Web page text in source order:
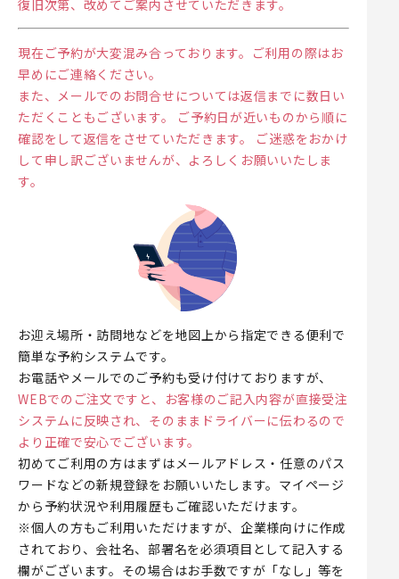
復旧次第、改めてご案内させていただきます。
現在ご予約が大変混み合っております。ご利用の際はお
早めにご連絡ください。
また、メールでのお問合せについては返信までに数日い
ただくこともございます。 ご予約日が近いものから順に
確認をして返信をさせていただきます。 ご迷惑をおかけ
して申し訳ございませんが、よろしくお願いいたしま
す。
お迎え場所・訪問地などを地図上から指定できる便利で
簡単な予約システムです。
お電話やメールでのご予約も受け付けておりますが、
WEBでのご注文ですと、お客様のご記入内容が直接受注
システムに反映され、そのままドライバーに伝わるので
より正確で安心でございます。
初めてご利用の方はまずはメールアドレス・任意のパス
ワードなどの新規登録をお願いいたします。マイページ
から予約状況や利用履歴もご確認いただけます。
※個人の方もご利用いただけますが、企業様向けに作成
されており、会社名、部署名を必須項目として記入する
欄がございます。その場合はお手数ですが「なし」等を